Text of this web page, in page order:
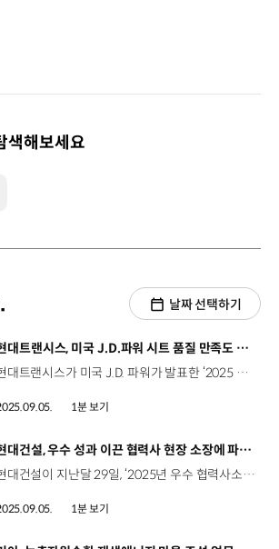
색해보세요
날짜 선택하기
영상]
현대트랜시스, 미국 J.D.파워 시트 품질 만족도 조사 1위
현대트랜시스가 미국 J.D. 파워가 발표한 ‘2025 시트 품질 만족도 조사’에서 2년 연속 1위를 차지했습니다. ‘2025 시트 품질 만족도 조사’는 미국에서 2025년형 차량을 90일 이상 소유한 10만여 명의 소비자를 대상으로 진행됐는데요. 현대트랜시스는 지난해에 준중형차 시트 평가 1위를 차지한데 이어, 올해는 일반 브랜드 부문 중대형차 시트 평가 1위를 차지했습니다. 또한, 준중형 SUV 부문 2위, 중대형 SUV 부문 3위 등 세단부터 SUV까지 우수한 평가를 받았는데요, 2020년부터 6년 연속 시트 품질 만족도 TOP 3를 달성한 건 현대트랜시스가 국내 기업 중 유일합니다.
1분 보기
영상]
현대건설, 우수 성과 이끈 협력사 현장 소장에 파격 포상
현대건설이 지난달 29일, ‘2025년 우수 협력사소장’ 시상식을 개최하고, 현장 경쟁력 강화를 위한 상생 협력의 의지를 다졌습니다. 이번 시상식은 현대건설이 올해 처음으로 도입한 ‘우수 협력사소장 포상제도’의 일환인데요. 품질관리, 안전관리, 원가관리 등의 수행역량을 종합적으로 평가해 8명의 최우수 소장을 선정하고 포상금과 상패를 수여했습니다. 앞으로도 현대건설은 시상식을 매년 정기적으로 운영하는 한편, 협력사 VE보상제도, 우수기술제안 등 동반성장을 위한 다양한 상생 협력 모델을 지속 확대할 예정입니다.
1분 보기